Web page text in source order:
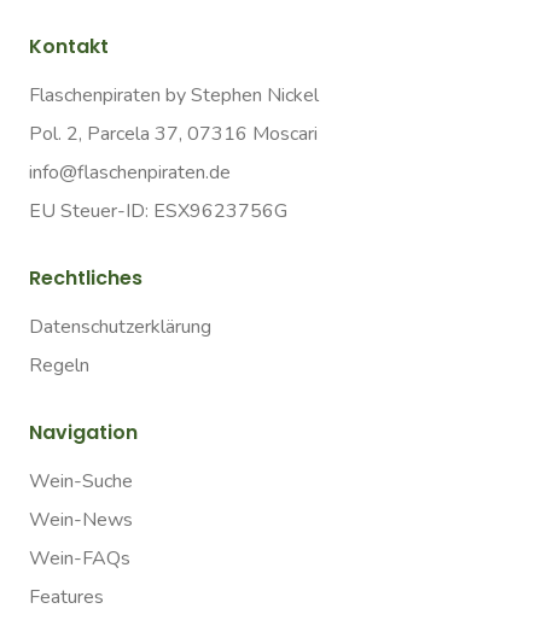
Kontakt
Flaschenpiraten by Stephen Nickel
Pol. 2, Parcela 37, 07316 Moscari
info@flaschenpiraten.de
EU Steuer-ID: ESX9623756G
Rechtliches
Datenschutzerklärung
Regeln
Navigation
Wein-Suche
Wein-News
Wein-FAQs
Features